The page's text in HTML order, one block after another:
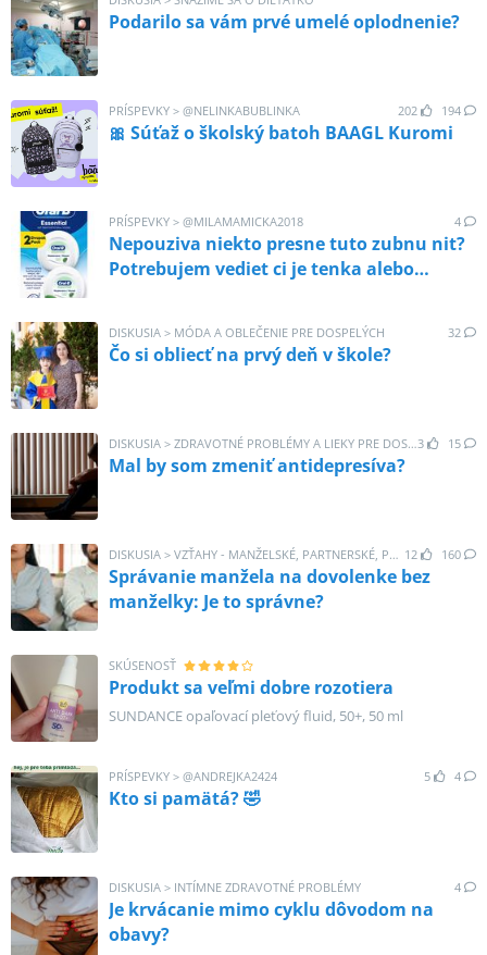
Podarilo sa vám prvé umelé oplodnenie?
PRÍSPEVKY > @NELINKABUBLINKA 202 194
🎀 Súťaž o školský batoh BAAGL Kuromi
PRÍSPEVKY > @MILAMAMICKA2018 4
Nepouziva niekto presne tuto zubnu nit?
Potrebujem vediet ci je tenka alebo
DISKUSIA > MÓDA A OBLEČENIE PRE DOSPELÝCH 32
Čo si obliecť na prvý deň v škole?
DISKUSIA > ZDRAVOTNÉ PROBLÉMY A LIEKY PRE DOSPELÝCH3 15
Mal by som zmeniť antidepresíva?
DISKUSIA > VZŤAHY - MANŽELSKÉ, PARTNERSKÉ, PRIATEĽSKÉ 12 160
Správanie manžela na dovolenke bez
manželky: Je to správne?
SKÚSENOSŤ
Produkt sa veľmi dobre rozotiera
SUNDANCE opaľovací pleťový fluid, 50+, 50 ml
PRÍSPEVKY > @ANDREJKA2424 5 4
Kto si pamätá? 🤣
DISKUSIA > INTÍMNE ZDRAVOTNÉ PROBLÉMY 4
Je krvácanie mimo cyklu dôvodom na
obavy?